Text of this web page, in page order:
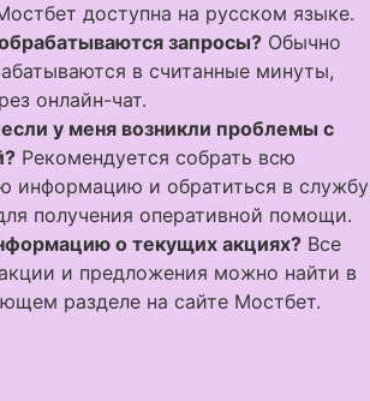
доступна на русском языке.
запросы? Обычно
в считанные минуты,
онлайн-чат.
у меня возникли проблемы с
Рекомендуется собрать всю
информацию и обратиться в службу
получения оперативной помощи.
о текущих акциях? Все
и предложения можно найти в
разделе на сайте Мостбет.